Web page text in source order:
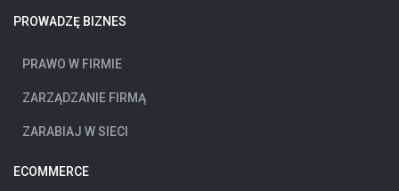
PROWADZĘ BIZNES
PRAWO W FIRMIE
ZARZĄDZANIE FIRMĄ
ZARABIAJ W SIECI
ECOMMERCE